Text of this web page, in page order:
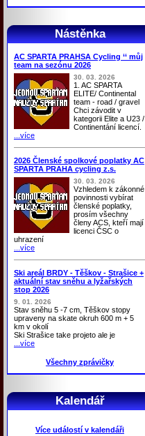
Nástěnka
AC SPARTA PRAHSA Cycling ‘‘ můj
team na sezónu 2026
30. 03. 2026
1. AC SPARTA
ELITE/ Continental
team - road / gravel
Chci závodit v
kategorii Elite a U23 /
Continentání licencí.
...více
2026 Členské spolkové poplatky AC
SPARTA PRAHA cycling z.s.
30. 03. 2026
Vzhledem k zákonné
povinnosti vybírat
členské poplatky,
prosím všechny
členy ACS, kteří mají
licenci ČSC o
uhrazení
...více
Ski areál BRDY - Těškov - Strašice +
aktuální stav sněhu a lyžařských
stop 2026
9. 01. 2026
Stav sněhu 5 -7 cm, Těškov stopy
upraveny na skate okruh 600 m + 5
km v okolí
Ski Strašice take projeto ale je
...více
Všechny zprávičky
Kalendář
Více událostí v kalendáři